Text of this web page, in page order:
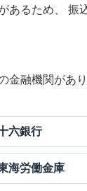
あるため、 振
金融機関があ
六銀行
海労働金庫